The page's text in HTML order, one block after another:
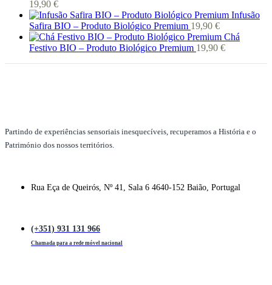
19,90 €
Infusão
Safira BIO – Produto Biológico Premium 19,90 €
Chá
Festivo BIO – Produto Biológico Premium 19,90 €
Partindo de experiências sensoriais inesquecíveis, recuperamos a História e o
Património dos nossos territórios.
Rua Eça de Queirós, Nº 41, Sala 6 4640-152 Baião, Portugal
(+351) 931 131 966
Chamada para a rede móvel nacional